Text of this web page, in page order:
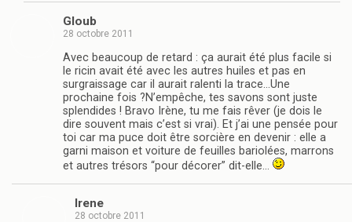
Gloub
28 octobre 2011
Avec beaucoup de retard : ça aurait été plus facile si
le ricin avait été avec les autres huiles et pas en
surgraissage car il aurait ralenti la trace…Une
prochaine fois ?N’empêche, tes savons sont juste
splendides ! Bravo Irène, tu me fais rêver (je dois le
dire souvent mais c’est si vrai). Et j’ai une pensée pour
toi car ma puce doit être sorcière en devenir : elle a
garni maison et voiture de feuilles bariolées, marrons
et autres trésors “pour décorer” dit-elle…
Irene
28 octobre 2011